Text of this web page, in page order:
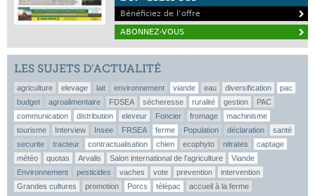
Bénéficiez de l’offre
ABONNEZ-VOUS
LES SUJETS D’ACTUALITÉ
agriculture elevage lait environnement viande eau diversification
pac
budget
agroalimentaire FDSEA sécheresse ruralité gestion
PAC
communication
distribution eleveur Foncier fromage
machinisme
tourisme
Interview Insee FRSEA ferme Population déclaration
santé
securite
tracteur contractualisation chien ecophyto nitrates
captage
météo
quotas Arvalis Salon international de l'agriculture
Viande
Environnement
pesticides vaches vote prevention
intervention
Grandes cultures
promotion Porcs télépac accueil à la ferme